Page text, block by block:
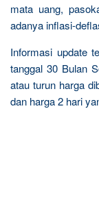
mata uang,
adanya inflasi-
Informasi update
tanggal 30 Bulan
atau turun harga
dan harga 2 hari